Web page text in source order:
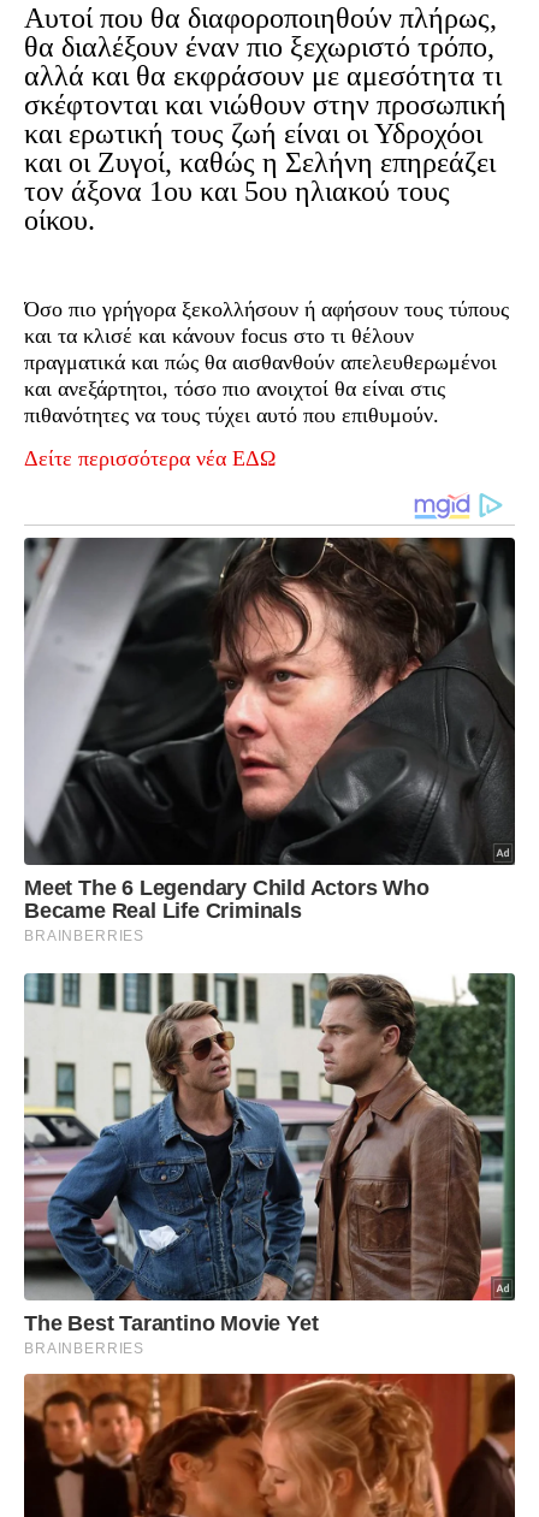
Αυτοί που θα διαφοροποιηθούν πλήρως,
θα διαλέξουν έναν πιο ξεχωριστό τρόπο,
αλλά και θα εκφράσουν με αμεσότητα τι
σκέφτονται και νιώθουν στην προσωπική
και ερωτική τους ζωή είναι οι Υδροχόοι
και οι Ζυγοί, καθώς η Σελήνη επηρεάζει
τον άξονα 1ου και 5ου ηλιακού τους
οίκου.
Όσο πιο γρήγορα ξεκολλήσουν ή αφήσουν τους τύπους
και τα κλισέ και κάνουν focus στο τι θέλουν
πραγματικά και πώς θα αισθανθούν απελευθερωμένοι
και ανεξάρτητοι, τόσο πιο ανοιχτοί θα είναι στις
πιθανότητες να τους τύχει αυτό που επιθυμούν.
Δείτε περισσότερα νέα ΕΔΩ